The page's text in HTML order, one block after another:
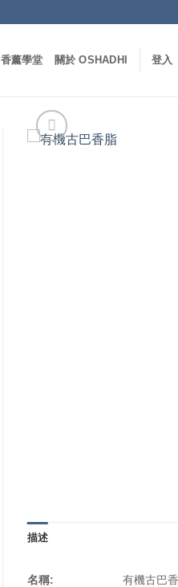
香薰學堂 關於 OSHADHI 登入
描述
名稱: 有機古巴